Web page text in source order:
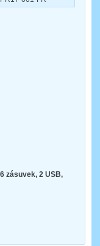
zásuvek, 2 USB,